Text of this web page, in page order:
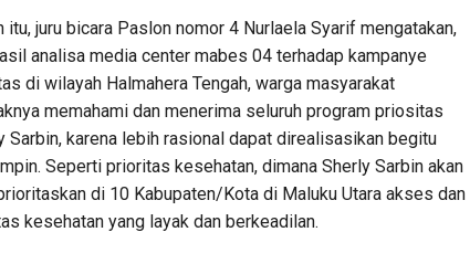
itu, juru bicara Paslon nomor 4 Nurlaela Syarif mengatakan,
analisa media center mabes 04 terhadap kampanye
di wilayah Halmahera Tengah, warga masyarakat
memahami dan menerima seluruh program priositas
Sarbin, karena lebih rasional dapat direalisasikan begitu
Seperti prioritas kesehatan, dimana Sherly Sarbin akan
di 10 Kabupaten/Kota di Maluku Utara akses dan
kesehatan yang layak dan berkeadilan.